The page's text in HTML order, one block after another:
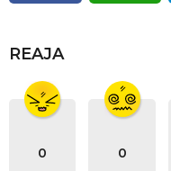
REAJA
0 0